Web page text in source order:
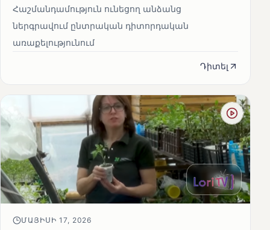
Հաշմանդամություն ունեցող անձանց
ներգրավում ընտրական դիտորդական
առաքելությունում
Դիտել
ՄԱՅԻՍԻ 17, 2026